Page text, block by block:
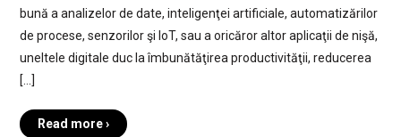
bună a analizelor de date, inteligenţei artificiale, automatizărilor
de procese, senzorilor şi IoT, sau a oricăror altor aplicaţii de nişă,
uneltele digitale duc la îmbunătăţirea productivităţii, reducerea
[…]
Read more ›